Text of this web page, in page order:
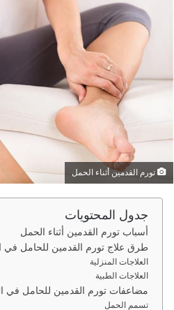
ا
إ
ك
ر
ا
تورم القدمين أثناء الحمل
جدول المحتويات
أسباب تورم القدمين أثناء الحمل
طرق علاج تورم القدمين للحامل في
العلاجات المنزلية
العلاجات الطبية
مضاعفات تورم القدمين للحامل في
تسمم الحمل